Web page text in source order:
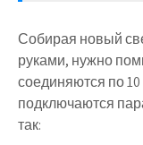
Собирая новый
руками, нужно
соединяются по
подключаются
так: